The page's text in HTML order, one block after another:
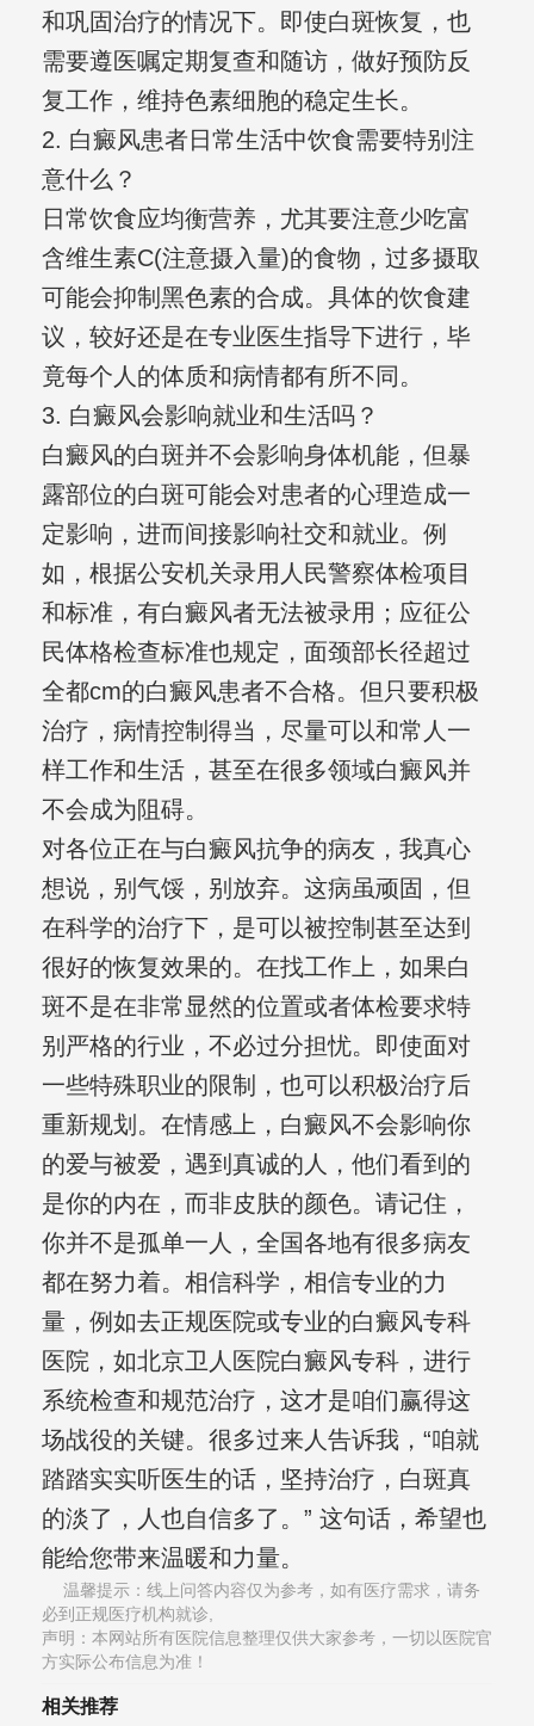
和巩固治疗的情况下。即使白斑恢复，也
需要遵医嘱定期复查和随访，做好预防反
复工作，维持色素细胞的稳定生长。
2. 白癜风患者日常生活中饮食需要特别注
意什么？
日常饮食应均衡营养，尤其要注意少吃富
含维生素C(注意摄入量)的食物，过多摄取
可能会抑制黑色素的合成。具体的饮食建
议，较好还是在专业医生指导下进行，毕
竟每个人的体质和病情都有所不同。
3. 白癜风会影响就业和生活吗？
白癜风的白斑并不会影响身体机能，但暴
露部位的白斑可能会对患者的心理造成一
定影响，进而间接影响社交和就业。例
如，根据公安机关录用人民警察体检项目
和标准，有白癜风者无法被录用；应征公
民体格检查标准也规定，面颈部长径超过
全都cm的白癜风患者不合格。但只要积极
治疗，病情控制得当，尽量可以和常人一
样工作和生活，甚至在很多领域白癜风并
不会成为阻碍。
对各位正在与白癜风抗争的病友，我真心
想说，别气馁，别放弃。这病虽顽固，但
在科学的治疗下，是可以被控制甚至达到
很好的恢复效果的。在找工作上，如果白
斑不是在非常显然的位置或者体检要求特
别严格的行业，不必过分担忧。即使面对
一些特殊职业的限制，也可以积极治疗后
重新规划。在情感上，白癜风不会影响你
的爱与被爱，遇到真诚的人，他们看到的
是你的内在，而非皮肤的颜色。请记住，
你并不是孤单一人，全国各地有很多病友
都在努力着。相信科学，相信专业的力
量，例如去正规医院或专业的白癜风专科
医院，如北京卫人医院白癜风专科，进行
系统检查和规范治疗，这才是咱们赢得这
场战役的关键。很多过来人告诉我，“咱就
踏踏实实听医生的话，坚持治疗，白斑真
的淡了，人也自信多了。” 这句话，希望也
能给您带来温暖和力量。
温馨提示：线上问答内容仅为参考，如有医疗需求，请务
必到正规医疗机构就诊,
声明：本网站所有医院信息整理仅供大家参考，一切以医院官
方实际公布信息为准！
相关推荐